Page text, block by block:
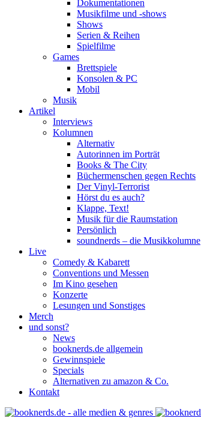
Dokumentationen
Musikfilme und -shows
Shows
Serien & Reihen
Spielfilme
Games
Brettspiele
Konsolen & PC
Mobil
Musik
Artikel
Interviews
Kolumnen
Alternativ
Autorinnen im Porträt
Books & The City
Büchermenschen gegen Rechts
Der Vinyl-Terrorist
Hörst du es auch?
Klappe, Text!
Musik für die Raumstation
Persönlich
soundnerds – die Musikkolumne
Live
Comedy & Kabarett
Conventions und Messen
Im Kino gesehen
Konzerte
Lesungen und Sonstiges
Merch
und sonst?
News
booknerds.de allgemein
Gewinnspiele
Specials
Alternativen zu amazon & Co.
Kontakt